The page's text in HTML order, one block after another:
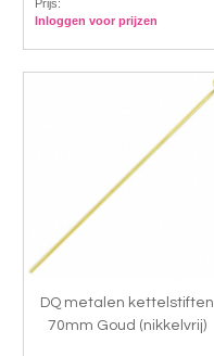
Prijs:
Inloggen voor prijzen
DQ metalen kettelstiften
70mm Goud (nikkelvrij)